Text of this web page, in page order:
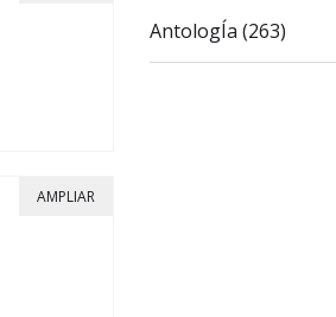
AMPLIAR
AntologÍa (263)